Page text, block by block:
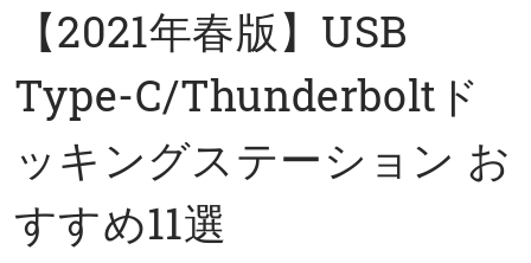
【2021年春版】USB
Type-C/Thunderboltド
ッキングステーション お
すすめ11選